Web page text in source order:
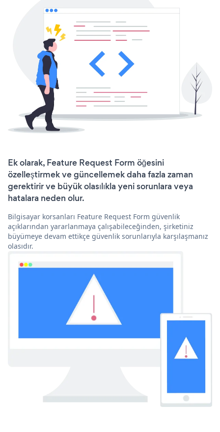
Ek olarak, Feature Request Form öğesini
özelleştirmek ve güncellemek daha fazla zaman
gerektirir ve büyük olasılıkla yeni sorunlara veya
hatalara neden olur.
Bilgisayar korsanları Feature Request Form güvenlik
açıklarından yararlanmaya çalışabileceğinden, şirketiniz
büyümeye devam ettikçe güvenlik sorunlarıyla karşılaşmanız
olasıdır.